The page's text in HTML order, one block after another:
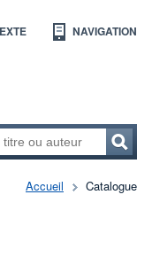
NAVIGATION
Accueil Catalogue